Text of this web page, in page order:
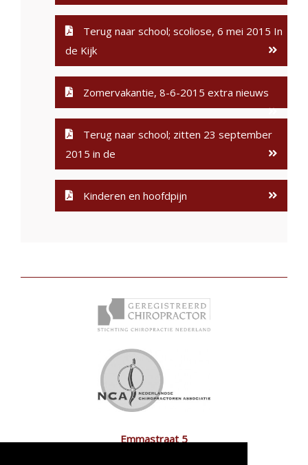
Terug naar school; scoliose, 6 mei 2015 In
de Kijk
Zomervakantie, 8-6-2015 extra nieuws
Terug naar school; zitten 23 september
2015 in de
Kinderen en hoofdpijn
Emmastraat 5